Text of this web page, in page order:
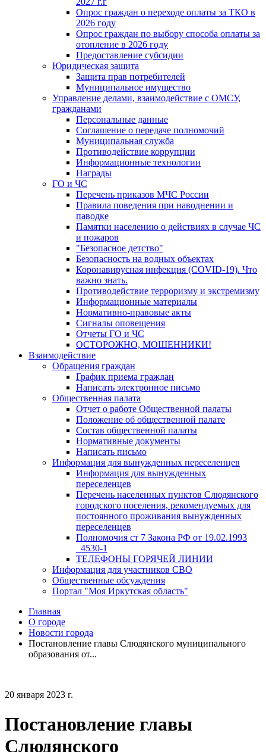
Опрос граждан о переходе оплаты за ТКО в
2026 году
Опрос граждан по выбору способа оплаты за
отопление в 2026 году
Предоставление субсидии
Юридическая защита
Защита прав потребителей
Муниципальное имущество
Управление делами, взаимодействие с ОМСУ,
гражданами
Персональные данные
Соглашение о передаче полномочий
Муниципальная служба
Противодействие коррупции
Информационные технологии
Награды
ГО и ЧС
Перечень приказов МЧС России
Правила поведения при наводнении и
паводке
Памятки населению о действиях в случае ЧС
и пожаров
"Безопасное детство"
Безопасность на водных объектах
Коронавирусная инфекция (COVID-19). Что
важно знать.
Противодействие терроризму и экстремизму
Информационные материалы
Нормативно-правовые акты
Сигналы оповещения
Отчеты ГО и ЧС
ОСТОРОЖНО, МОШЕННИКИ!
Взаимодействие
Обращения граждан
График приема граждан
Написать электронное письмо
Общественная палата
Отчет о работе Общественной палаты
Положение об общественной палате
Состав общественной палаты
Нормативные документы
Написать письмо
Информация для вынужденных переселенцев
Информация для вынужденных
переселенцев
Перечень населенных пунктов Слюдянского
городского поселения, рекомендуемых для
постоянного проживания вынужденных
переселенцев
Полномочия ст 7 Закона РФ от 19.02.1993
_4530-1
ТЕЛЕФОНЫ ГОРЯЧЕЙ ЛИНИИ
Информация для участников СВО
Общественные обсуждения
Портал "Моя Иркутская область"
Главная
О городе
Новости города
Постановление главы Слюдянского муниципального
образования от...
20 января 2023 г.
Постановление главы
Слюдянского